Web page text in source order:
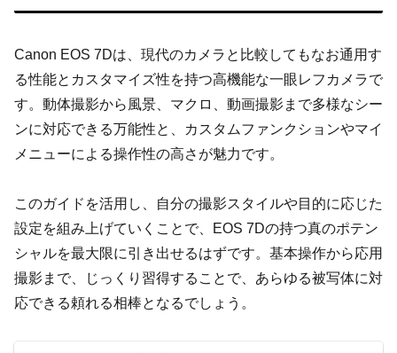
Canon EOS 7Dは、現代のカメラと比較してもなお通用す
る性能とカスタマイズ性を持つ高機能な一眼レフカメラで
す。動体撮影から風景、マクロ、動画撮影まで多様なシー
ンに対応できる万能性と、カスタムファンクションやマイ
メニューによる操作性の高さが魅力です。
このガイドを活用し、自分の撮影スタイルや目的に応じた
設定を組み上げていくことで、EOS 7Dの持つ真のポテン
シャルを最大限に引き出せるはずです。基本操作から応用
撮影まで、じっくり習得することで、あらゆる被写体に対
応できる頼れる相棒となるでしょう。